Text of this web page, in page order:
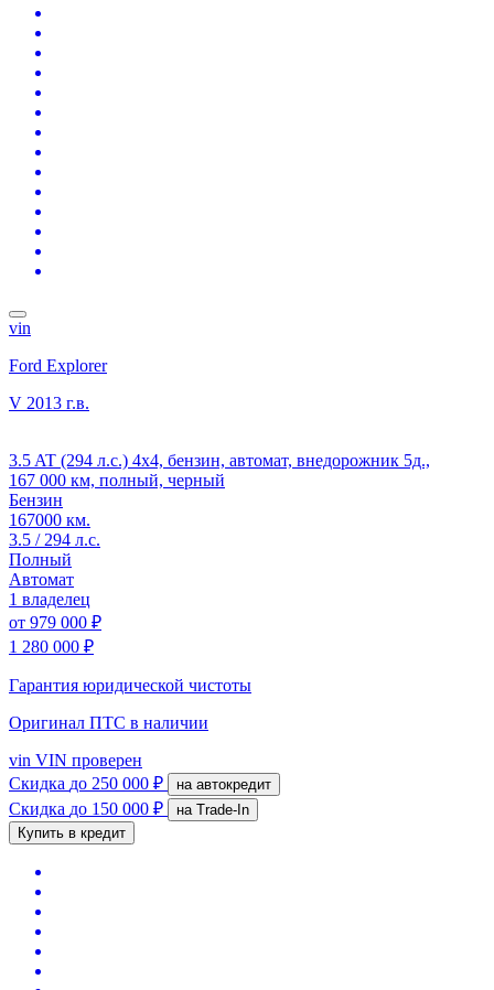
vin
Ford Explorer
V 2013 г.в.
3.5 AT (294 л.с.) 4x4, бензин, автомат, внедорожник 5д.,
167 000 км, полный, черный
Бензин
167000 км.
3.5 / 294 л.с.
Полный
Автомат
1 владелец
от 979 000 ₽
1 280 000 ₽
Гарантия юридической чистоты
Оригинал ПТС в наличии
vin VIN проверен
Скидка до 250 000 ₽ на автокредит
Скидка до 150 000 ₽
на Trade-In
Купить в кредит